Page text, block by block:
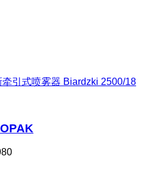
牵引式喷雾器 Biardzki 2500/18